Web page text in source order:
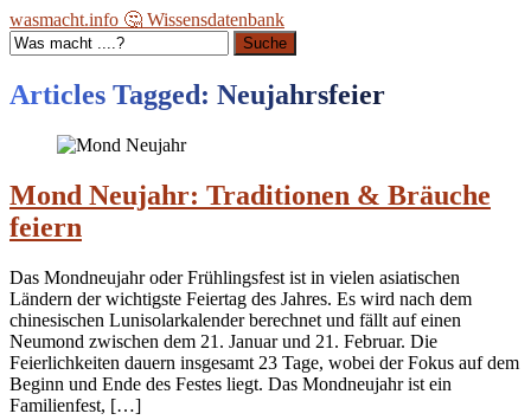
wasmacht.info 🤔 Wissensdatenbank
Suche
Articles Tagged: Neujahrsfeier
Mond Neujahr: Traditionen & Bräuche
feiern
Das Mondneujahr oder Frühlingsfest ist in vielen asiatischen
Ländern der wichtigste Feiertag des Jahres. Es wird nach dem
chinesischen Lunisolarkalender berechnet und fällt auf einen
Neumond zwischen dem 21. Januar und 21. Februar. Die
Feierlichkeiten dauern insgesamt 23 Tage, wobei der Fokus auf dem
Beginn und Ende des Festes liegt. Das Mondneujahr ist ein
Familienfest, […]